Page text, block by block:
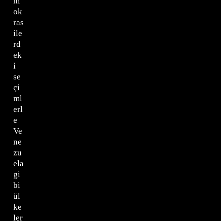
ok
ras
ile
rd
ek
i
se
çi
ml
erl
e
Ve
ne
zu
ela
gi
bi
ül
ke
ler